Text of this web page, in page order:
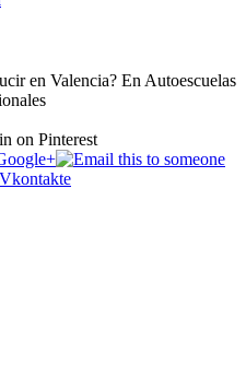
en Valencia? En Autoescuelas